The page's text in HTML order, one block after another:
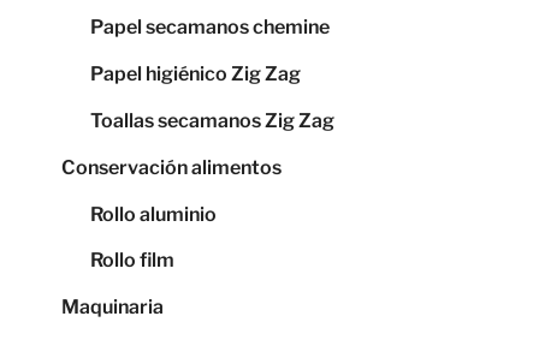
Papel secamanos chemine
Papel higiénico Zig Zag
Toallas secamanos Zig Zag
Conservación alimentos
Rollo aluminio
Rollo film
Maquinaria